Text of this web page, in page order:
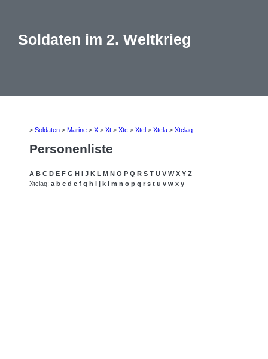
Soldaten im 2. Weltkrieg
> Soldaten > Marine > X > Xt > Xtc > Xtcl > Xtcla > Xtclaq
Personenliste
A B C D E F G H I J K L M N O P Q R S T U V W X Y Z
Xtclaq: a b c d e f g h i j k l m n o p q r s t u v w x y